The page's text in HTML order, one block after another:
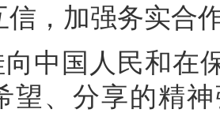
信，加强务实合
中国人民和在
望、分享的精